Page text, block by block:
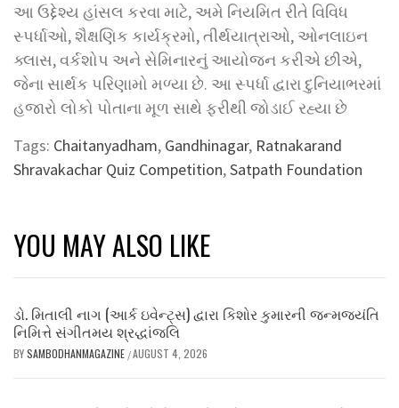
આ ઉદ્દેશ્ય હાંસલ કરવા માટે, અમે નિયમિત રીતે વિવિધ
સ્પર્ધાઓ, શૈક્ષણિક કાર્યક્રમો, તીર્થયાત્રાઓ, ઓનલાઇન
ક્લાસ, વર્કશોપ અને સેમિનારનું આયોજન કરીએ છીએ,
જેના સાર્થક પરિણામો મળ્યા છે. આ સ્પર્ધા દ્વારા દુનિયાભરમાં
હજારો લોકો પોતાના મૂળ સાથે ફરીથી જોડાઈ રહ્યા છે
Tags: Chaitanyadham, Gandhinagar, Ratnakarand
Shravakachar Quiz Competition,Satpath Foundation
YOU MAY ALSO LIKE
ડો. મિતાલી નાગ (આર્ક ઇવેન્ટ્સ) દ્વારા કિશોર કુમારની જન્મજયંતિ
નિમિત્તે સંગીતમય શ્રદ્ધાંજલિ
BYSAMBODHANMAGAZINE /AUGUST 4, 2026